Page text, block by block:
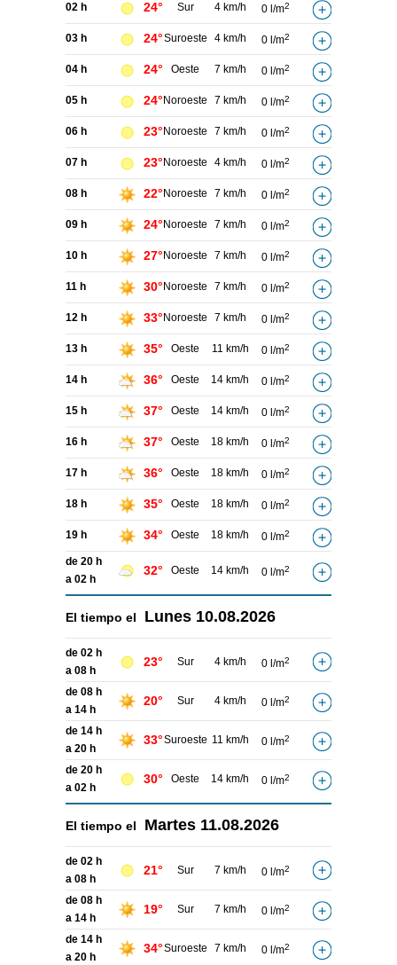
02 h 24° Sur 4 km/h 0 l/m2
03 h 24°Suroeste 4 km/h 0 l/m2
04 h 24° Oeste 7 km/h 0 l/m2
05 h 24° Noroeste 7 km/h 0 l/m2
06 h 23° Noroeste 7 km/h 0 l/m2
07 h 23° Noroeste 4 km/h 0 l/m2
08 h 22° Noroeste 7 km/h 0 l/m2
09 h 24° Noroeste 7 km/h 0 l/m2
10 h 27° Noroeste 7 km/h 0 l/m2
11 h 30° Noroeste 7 km/h 0 l/m2
12 h 33° Noroeste 7 km/h 0 l/m2
13 h 35° Oeste 11 km/h 0 l/m2
14 h 36° Oeste 14 km/h 0 l/m2
15 h 37° Oeste 14 km/h 0 l/m2
16 h 37° Oeste 18 km/h 0 l/m2
17 h 36° Oeste 18 km/h 0 l/m2
18 h 35° Oeste 18 km/h 0 l/m2
19 h 34° Oeste 18 km/h 0 l/m2
de 20 h
a 02 h
32° Oeste 14 km/h 0 l/m2
El tiempo el Lunes 10.08.2026
de 02 h
a 08 h
23° Sur 4 km/h 0 l/m2
de 08 h
a 14 h
20° Sur 4 km/h 0 l/m2
de 14 h
a 20 h
33°Suroeste 11 km/h 0 l/m2
de 20 h
a 02 h
30° Oeste 14 km/h 0 l/m2
El tiempo el Martes 11.08.2026
de 02 h
a 08 h
21° Sur 7 km/h 0 l/m2
de 08 h
a 14 h
19° Sur 7 km/h 0 l/m2
de 14 h
a 20 h
34°Suroeste 7 km/h 0 l/m2